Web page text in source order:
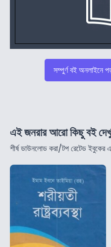
সম্পুর্ণ বই অনলাইনে
এই জনরার আরো কিছু বই
শীর্ষ ডাউনলোড করা/টপ রেটেড ইবুকের